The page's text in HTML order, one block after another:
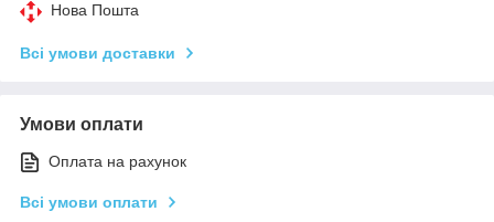
Нова Пошта
Всі умови доставки
Умови оплати
Оплата на рахунок
Всі умови оплати